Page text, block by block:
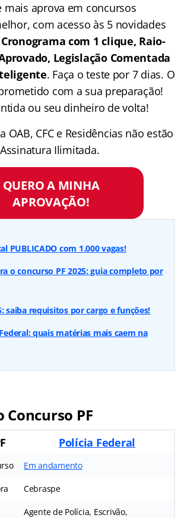
mais aprova em concursos
com acesso às 5 novidades
Cronograma com 1 clique, Raio-
Legislação Comentada
. Faça o teste por 7 dias. O
com a sua preparação!
ou seu dinheiro de volta!
OAB, CFC e Residências não estão
Ilimitada.
QUERO A MINHA
APROVAÇÃO!
PUBLICADO com 1.000 vagas!
o concurso PF 2025: guia completo por
saiba requisitos por cargo e funções!
quais matérias mais caem na
Concurso PF
Polícia Federal
Em andamento
Cebraspe
Agente de Polícia, Escrivão,